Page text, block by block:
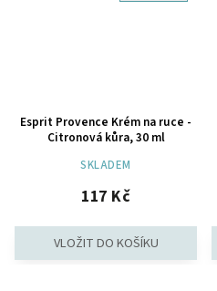
Esprit Provence Krém na ruce -
Citronová kůra, 30 ml
SKLADEM
117 Kč